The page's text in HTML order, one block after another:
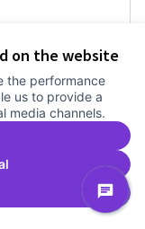
on the website
the performance
us to provide a
media channels.
del Model de